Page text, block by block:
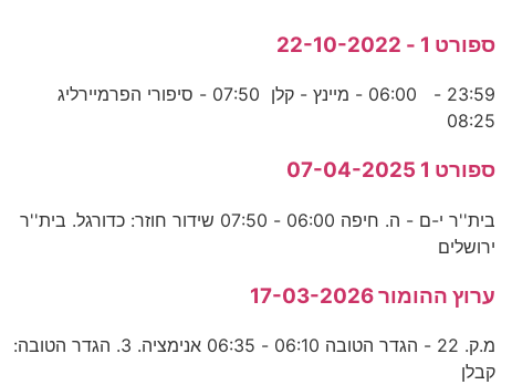
ספורט 1 - 22-10-2022
23:59 - 06:00 - מיינץ - קלן 07:50 - סיפורי הפרמיירליג
08:25
ספורט 1 07-04-2025
בית''ר י-ם - ה. חיפה 06:00 - 07:50 שידור חוזר: כדורגל. בית''ר
ירושלים
ערוץ ההומור 17-03-2026
מ.ק. 22 - הגדר הטובה 06:10 - 06:35 אנימציה. 3. הגדר הטובה:
קבלן